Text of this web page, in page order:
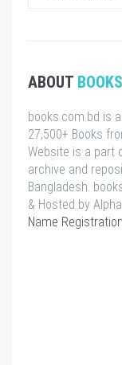
ABOUT
books.com.bd is
27,500+ Books
Website is a part
archive and
Bangladesh.
& Hosted by
Name